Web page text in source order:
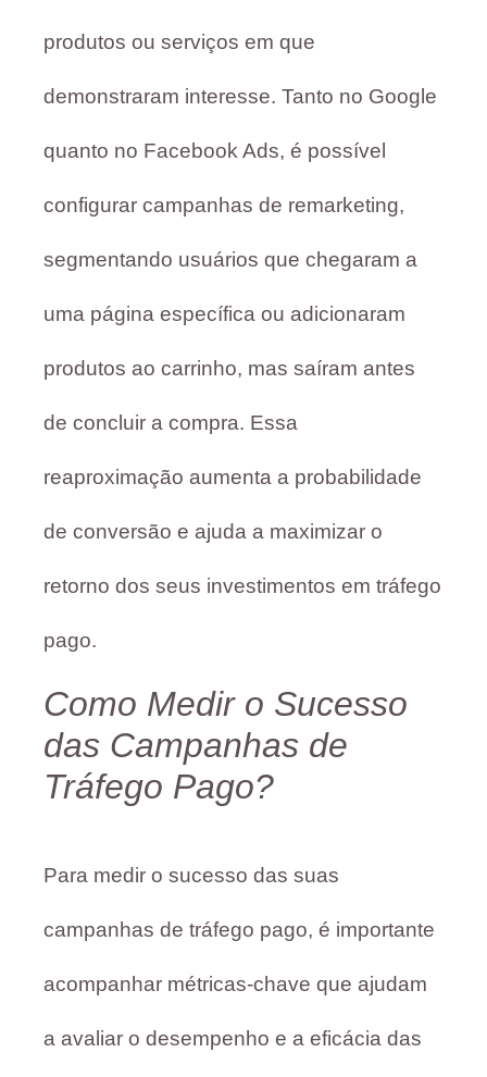
produtos ou serviços em que
demonstraram interesse. Tanto no Google
quanto no Facebook Ads, é possível
configurar campanhas de remarketing,
segmentando usuários que chegaram a
uma página específica ou adicionaram
produtos ao carrinho, mas saíram antes
de concluir a compra. Essa
reaproximação aumenta a probabilidade
de conversão e ajuda a maximizar o
retorno dos seus investimentos em tráfego
pago.
Como Medir o Sucesso
das Campanhas de
Tráfego Pago?
Para medir o sucesso das suas
campanhas de tráfego pago, é importante
acompanhar métricas-chave que ajudam
a avaliar o desempenho e a eficácia das